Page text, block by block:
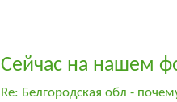
Сейчас на нашем
Re: Белгородская обл -